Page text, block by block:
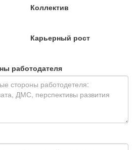
Коллектив
Карьерный рост
работодателя